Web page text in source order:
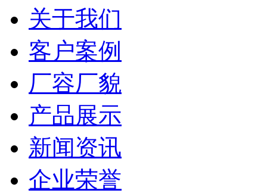
关于我们
客户案例
厂容厂貌
产品展示
新闻资讯
企业荣誉